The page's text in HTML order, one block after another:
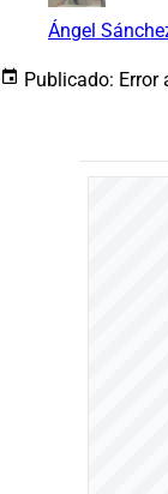
Ángel
Publicado: Error